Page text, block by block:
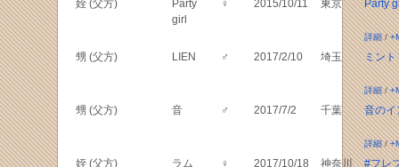
姪 (父方)
Party
girl
♀ 2015/10/11 東京 Party
詳細/
甥 (父方) LIEN ♂ 2017/2/10 埼玉 ミント
詳細/
甥 (父方) 音 ♂ 2017/7/2 千葉 音のイ
詳細/
姪 (父方) ラム ♀ 2017/10/18 神奈川 #フレ